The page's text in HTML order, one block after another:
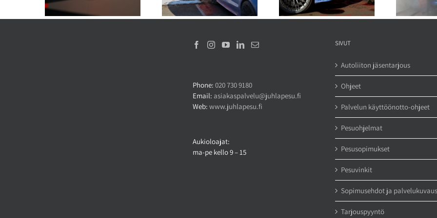
Phone: 020 730 9180
Email: asiakaspalvelu@juhlapesu.fi
Web: www.juhlapesu.fi
Aukioloajat:
ma-pe kello 9 – 15
SIVUT
Autoliiton jäsentarjous
Ohjeet
Palvelun käyttöönotto-ohjeet
Pesuohjelmat
Pesusopimukset
Pesuvinkit
Sopimusehdot ja palvelukuvaus
Tarjouspyyntö